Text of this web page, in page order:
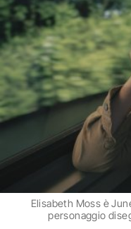
Elisabeth Moss è
personaggio